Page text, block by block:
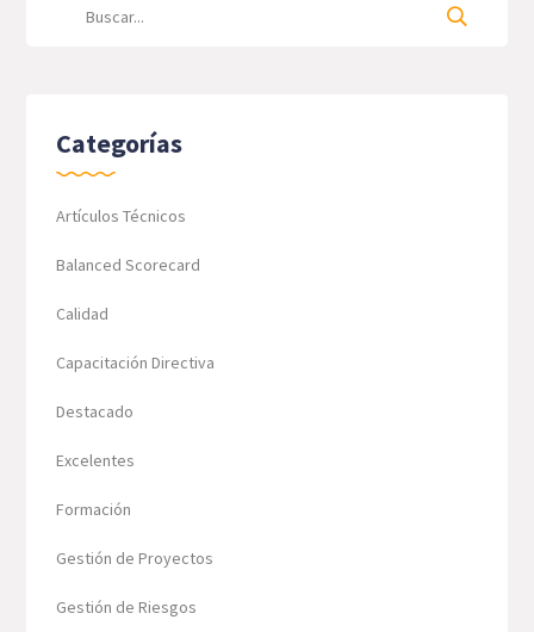
Categorías
Artículos Técnicos
Balanced Scorecard
Calidad
Capacitación Directiva
Destacado
Excelentes
Formación
Gestión de Proyectos
Gestión de Riesgos